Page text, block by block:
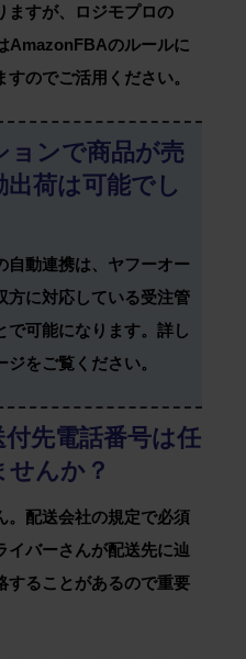
ますが、ロジモプロの
AmazonFBAのルールに
のでご活用ください。
ョンで商品が売
荷は可能でし
自動連携は、ヤフーオー
方に対応している受注管
で可能になります。詳し
をご覧ください。
先電話番号は任
せんか？
。配送会社の規定で必須
イバーさんが配送先に辿
することがあるので重要